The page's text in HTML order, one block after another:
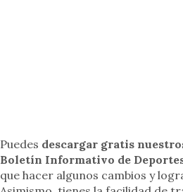
Puedes descargar gratis
Boletín Informativo de
que hacer algunos cambios y